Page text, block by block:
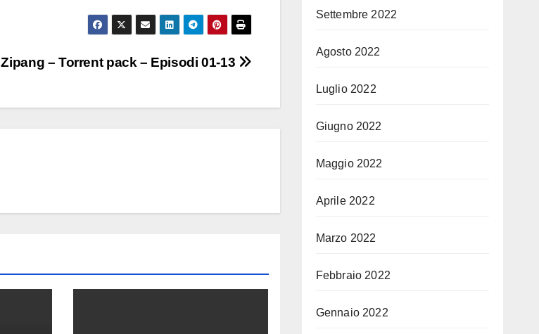
Zipang – Torrent pack – Episodi 01-13
Settembre 2022
Agosto 2022
Luglio 2022
Giugno 2022
Maggio 2022
Aprile 2022
Marzo 2022
Febbraio 2022
Gennaio 2022